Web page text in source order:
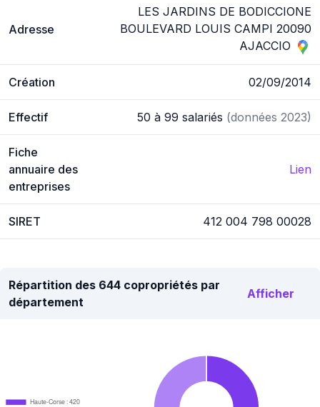
Adresse
LES JARDINS DE BODICCIONE
BOULEVARD LOUIS CAMPI 20090
AJACCIO
Création 02/09/2014
Effectif 50 à 99 salariés (données 2023)
Fiche
annuaire des
entreprises
Lien
SIRET 412 004 798 00028
Répartition des 644 copropriétés par
département
Afficher
Haute-Corse : 420